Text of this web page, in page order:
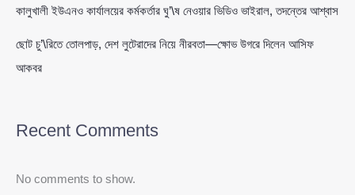
কালুখালী ইউএনও কার্যালয়ের কর্মকর্তার ঘু’\ষ নেওয়ার ভিডিও ভাইরাল, তদন্তের আশ্বাস
ছোট চু’\রিতে তোলপাড়, দেশ লুটেরাদের নিয়ে নীরবতা—ক্ষোভ উগরে দিলেন আসিফ
আকবর
Recent Comments
No comments to show.